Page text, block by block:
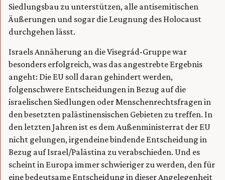
Siedlungsbau zu unterstützen, alle antisemitischen
Äußerungen und sogar die Leugnung des Holocaust
durchgehen lässt.
Israels Annäherung an die Visegrád-Gruppe war
besonders erfolgreich, was das angestrebte Ergebnis
angeht: Die EU soll daran gehindert werden,
folgenschwere Entscheidungen in Bezug auf die
israelischen Siedlungen oder Menschenrechtsfragen in
den besetzten palästinensischen Gebieten zu treffen. In
den letzten Jahren ist es dem Außenministerrat der EU
nicht gelungen, irgendeine bindende Entscheidung in
Bezug auf Israel/Palästina zu verabschieden. Und es
scheint in Europa immer schwieriger zu werden, den für
eine bedeutsame Entscheidung in dieser Angelegenheit